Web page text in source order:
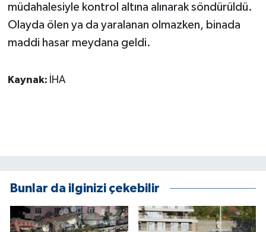
müdahalesiyle kontrol altına alınarak söndürüldü.
Olayda ölen ya da yaralanan olmazken, binada
maddi hasar meydana geldi.
Kaynak: İHA
Bunlar da ilginizi çekebilir
KÜLTÜR SANAT
MAGAZİN
Otomobil
SPOR HABERLERİ
TEKNOLOJİ